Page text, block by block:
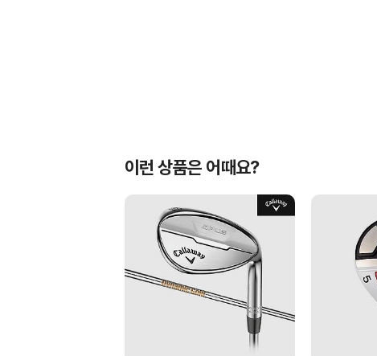
이런 상품은 어때요?